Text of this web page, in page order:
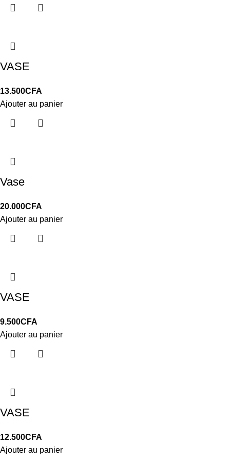
VASE
13.500CFA
Ajouter au panier
Vase
20.000CFA
Ajouter au panier
VASE
9.500CFA
Ajouter au panier
VASE
12.500CFA
Ajouter au panier